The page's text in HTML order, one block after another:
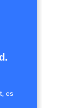
es